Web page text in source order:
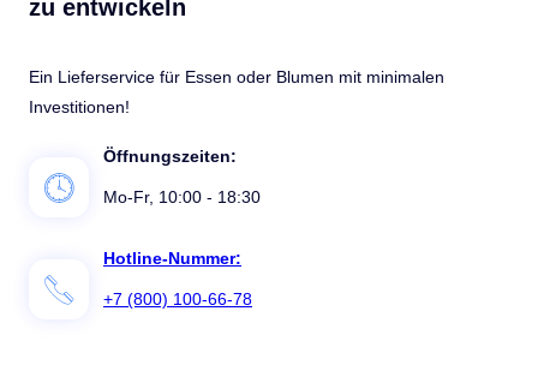
zu entwickeln
Ein Lieferservice für Essen oder Blumen mit minimalen
Investitionen!
Öffnungszeiten:
Mo-Fr, 10:00 - 18:30
Hotline-Nummer:
+7 (800) 100-66-78